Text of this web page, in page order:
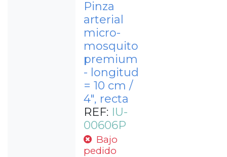
Pinza
arterial
micro-
mosquito
premium
- longitud
= 10 cm /
4", recta
REF: IU-
00606P
Bajo
pedido